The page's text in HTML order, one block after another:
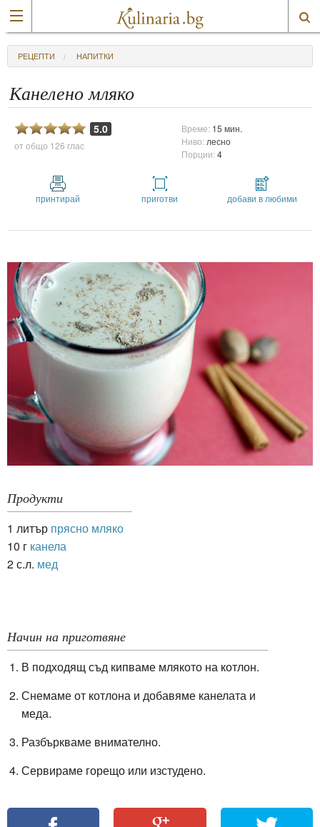
РЕЦЕПТИ НАПИТКИ
Канелено мляко
5.0
от общо 126 глас
Време: 15 мин.
Ниво: лесно
Порции:4
принтирай приготви добави в любими
Продукти
1 литър прясно мляко
10 г канела
2 с.л. мед
Начин на приготвяне
В подходящ съд кипваме млякото на котлон.
Снемаме от котлона и добавяме канелата и
меда.
Разбъркваме внимателно.
Сервираме горещо или изстудено.